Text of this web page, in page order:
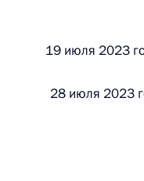
«О присяжных
19 июля 2023
28 июля 2023